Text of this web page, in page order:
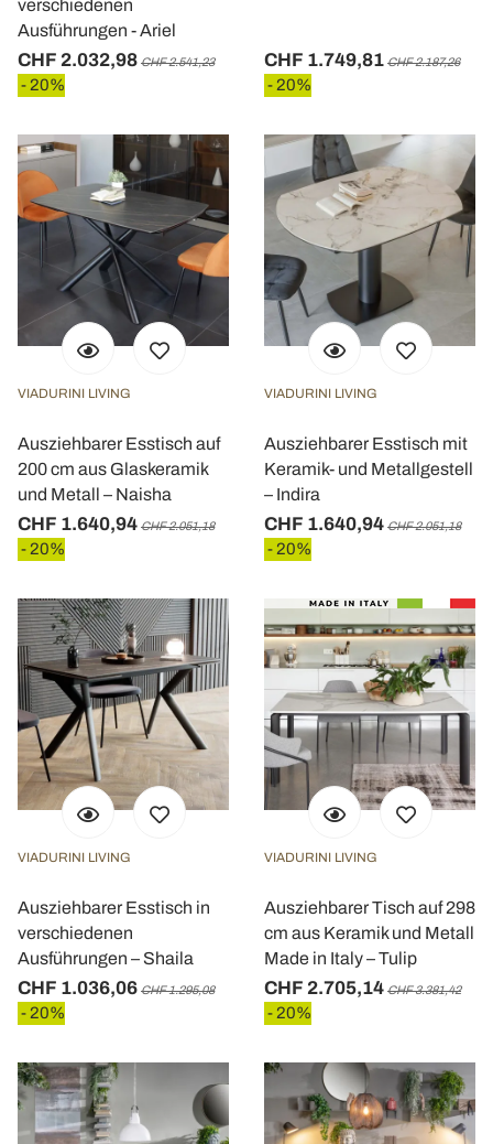
verschiedenen
Ausführungen - Ariel
CHF 2.032,98 CHF 2.541,23
- 20%
CHF 1.749,81 CHF 2.187,26
- 20%
VIADURINI LIVING
Ausziehbarer Esstisch auf
200 cm aus Glaskeramik
und Metall – Naisha
CHF 1.640,94 CHF 2.051,18
- 20%
VIADURINI LIVING
Ausziehbarer Esstisch mit
Keramik- und Metallgestell
– Indira
CHF 1.640,94 CHF 2.051,18
- 20%
VIADURINI LIVING
Ausziehbarer Esstisch in
verschiedenen
Ausführungen – Shaila
CHF 1.036,06 CHF 1.295,08
- 20%
VIADURINI LIVING
Ausziehbarer Tisch auf 298
cm aus Keramik und Metall
Made in Italy – Tulip
CHF 2.705,14 CHF 3.381,42
- 20%